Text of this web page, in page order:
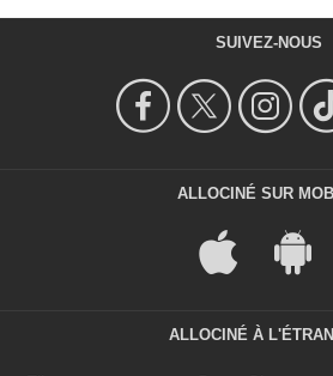
SUIVEZ-NOUS
ALLOCINÉ SUR
ALLOCINÉ À